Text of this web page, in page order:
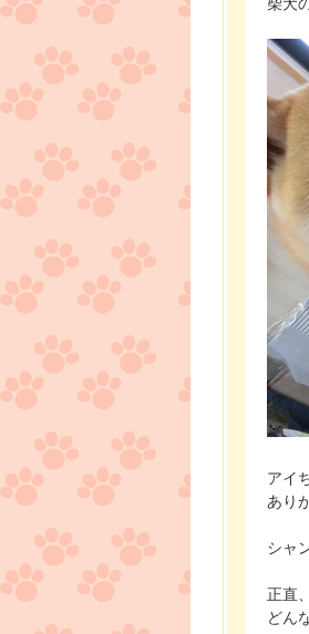
アイ
あり
シャ
正直
どん